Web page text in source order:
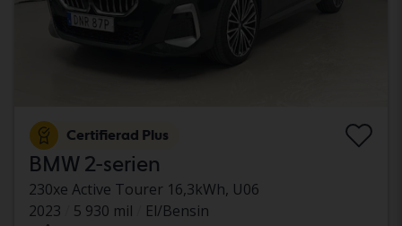
Certifierad Plus
BMW 2-serien
230xe Active Tourer 16,3kWh, U06
2023
5 930 mil
El/Bensin